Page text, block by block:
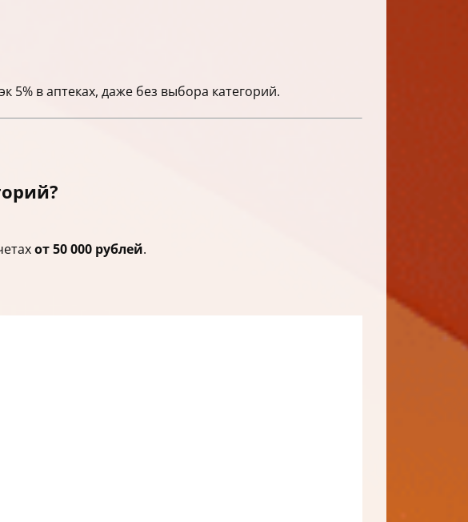
5% в аптеках, даже без выбора категорий.
от 50 000 рублей.